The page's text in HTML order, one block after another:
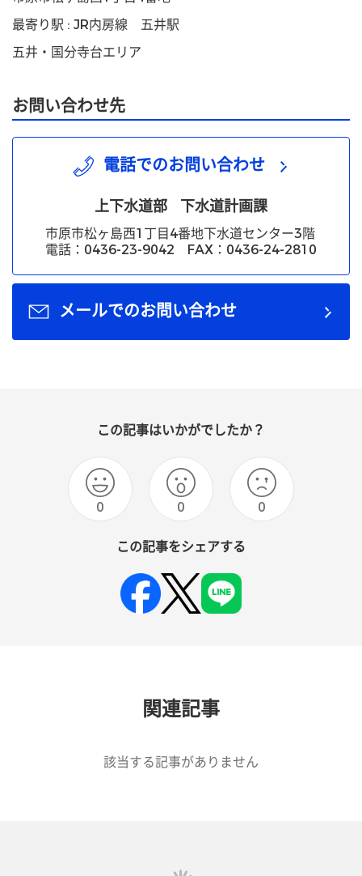
最寄り駅 : JR内房線 五井駅
五井・国分寺台エリア
お問い合わせ先
電話でのお問い合わせ
上下水道部 下水道計画課
市原市松ヶ島西1丁目4番地下水道センター3階
電話：0436-23-9042 FAX：0436-24-2810
メールでのお問い合わせ
この記事はいかがでしたか？
0 0 0
この記事をシェアする
関連記事
該当する記事がありません